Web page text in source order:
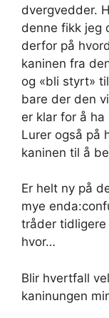
dvergvedder.
denne fikk jeg
derfor på
kaninen fra
og «bli styrt»
bare der den
er klar for å
Lurer også på
kaninen til å
Er helt ny på
mye
tråder
hvor…
Blir hvertfall
kaninungen